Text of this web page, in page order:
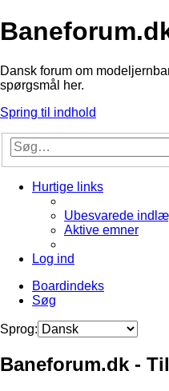
Dansk forum om
spørgsmål her.
Spring til indhold
Hurtige links
Ubesvarede
Aktive emner
Log ind
Boardindeks
Søg
Sprog:
Baneforum.dk -